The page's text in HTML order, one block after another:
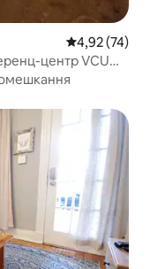
Середня
4,92 (74)
центр VCU